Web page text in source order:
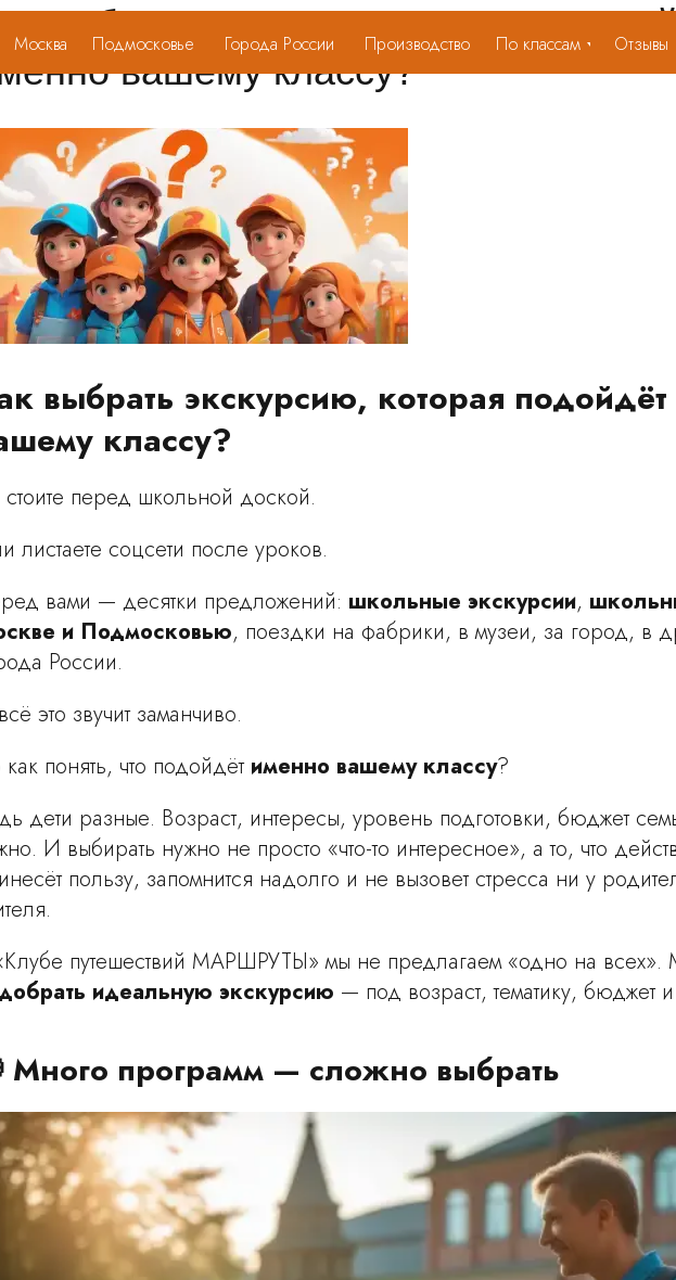
Подмосковье По классам
Производство
Города России
Москва Отзывы
выбрать экскурсию, которая
вашему классу?
выбрать экскурсию, которая
классу?
перед школьной доской.
листаете соцсети после уроков.
вами — десятки предложений: школьные экскурсии,
и Подмосковью, поездки на фабрики, в музеи, за город, в
России.
это звучит заманчиво.
понять, что подойдёт именно вашему классу?
дети разные. Возраст, интересы, уровень подготовки, бюджет
И выбирать нужно не просто «что-то интересное», а то, что
пользу, запомнится надолго и не вызовет стресса ни у
путешествий МАРШРУТЫ» мы не предлагаем «одно на всех».
идеальную экскурсию — под возраст, тематику, бюджет
Много программ — сложно выбрать